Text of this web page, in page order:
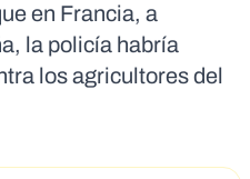
en Francia, a
la policía habría
los agricultores del